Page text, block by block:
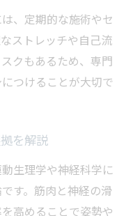
、定期的な施術やセ
ストレッチや自己流
クもあるため、専門
つけることが大切で
を解説
生理学や神経科学に
す。筋肉と神経の滑
高めることで姿勢や